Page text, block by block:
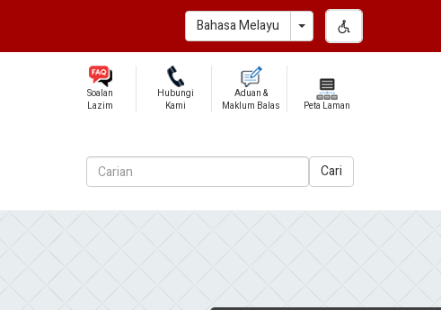
Bahasa Melayu Toggle Dropdown
Soalan
Lazim
Hubungi
Kami
Aduan &
Maklum Balas
Peta Laman
Cari